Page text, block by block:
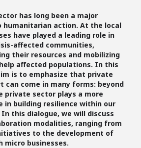
has long been a major
action. At the local
have played a leading role in
affected communities,
their resources and mobilizing
affected populations. In this
is to emphasize that private
can come in many forms: beyond
private sector plays a more
in building resilience within our
this dialogue, we will discuss
modalities, ranging from
to the development of
micro businesses.